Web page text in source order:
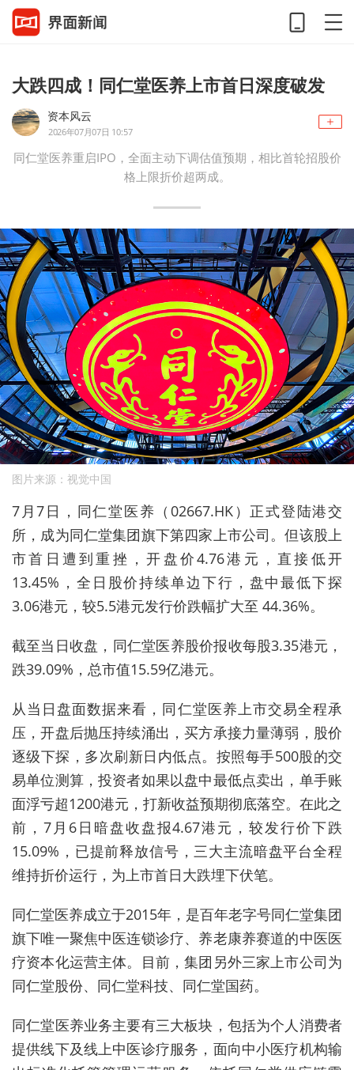
大跌四成！同仁堂医养上市首日深度破发
资本风云
2026年07月07日 10:57
同仁堂医养重启IPO，全面主动下调估值预期，相比首轮招股价
格上限折价超两成。
图片来源：视觉中国
7月7日，同仁堂医养（02667.HK）正式登陆港交
所，成为同仁堂集团旗下第四家上市公司。但该股上
市首日遭到重挫，开盘价4.76港元，直接低开
13.45%，全日股价持续单边下行，盘中最低下探
3.06港元，较5.5港元发行价跌幅扩大至 44.36%。
截至当日收盘， 同仁堂医养股价报收每股3.35港元，
跌39.09%，总市值15.59亿港元。
从当日盘面数据来看，同仁堂医养上市交易全程承
压，开盘后抛压持续涌出，买方承接力量薄弱，股价
逐级下探，多次刷新日内低点。按照每手500股的交
易单位测算，投资者如果以盘中最低点卖出，单手账
面浮亏超1200港元，打新收益预期彻底落空。在此之
前，7月6日暗盘收盘报4.67港元，较发行价下跌
15.09%，已提前释放信号，三大主流暗盘平台全程
维持折价运行，为上市首日大跌埋下伏笔。
同仁堂医养成立于2015年，是百年老字号同仁堂集团
旗下唯一聚焦中医连锁诊疗、养老康养赛道的中医医
疗资本化运营主体。 目前，集团另外三家上市公司为
同仁堂股份、同仁堂科技、同仁堂国药。
同仁堂医养业务主要有三大板块，包括为个人消费者
提供线下及线上中医诊疗服务，面向中小医疗机构输